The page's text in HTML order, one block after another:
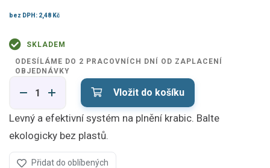
Levný a efektivní systém na plnění krabic. Balte
ekologicky bez plastů.
bez DPH: 2,48 Kč
Vložit do košíku
Přidat do oblíbených
SKLADEM
ODESÍLÁME DO 2 PRACOVNÍCH DNÍ OD ZAPLACENÍ
OBJEDNÁVKY